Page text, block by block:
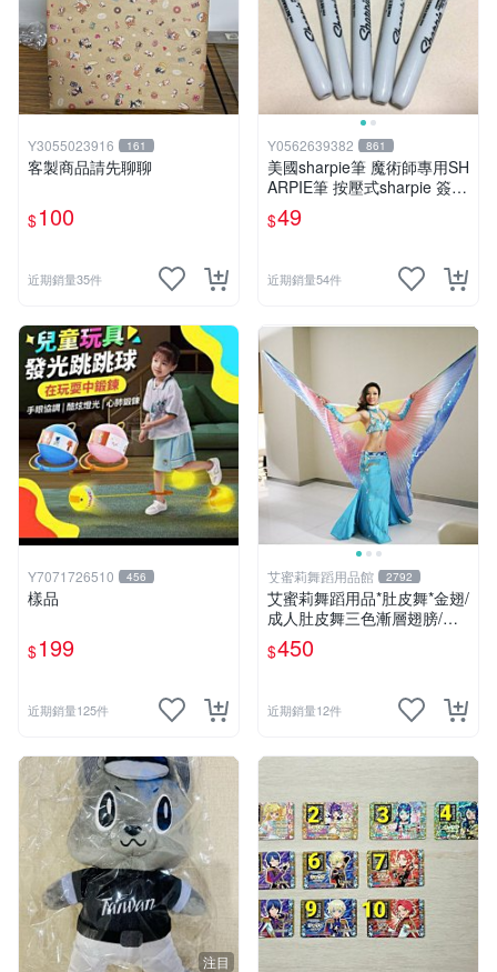
Y3055023916 161
客製商品請先聊聊
$100
近期銷量35件
Y0562639382 861
美國sharpie筆 魔術師專用SH
ARPIE筆 按壓式sharpie 簽名
用奇異筆 有梗的筆 整人筆
$49
近期銷量54件
Y7071726510 456
樣品
$199
近期銷量125件
艾蜜莉舞蹈用品館 2792
艾蜜莉舞蹈用品*肚皮舞*金翅/
成人肚皮舞三色漸層翅膀/肚
皮舞道具$450元
$450
近期銷量12件
注目